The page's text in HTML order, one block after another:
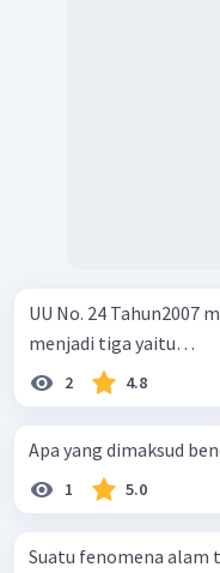
UU No. 24 Tahun2007
menjadi tiga yaitu…
2 4.8
Apa yang dimaksud
1 5.0
Suatu fenomena alam